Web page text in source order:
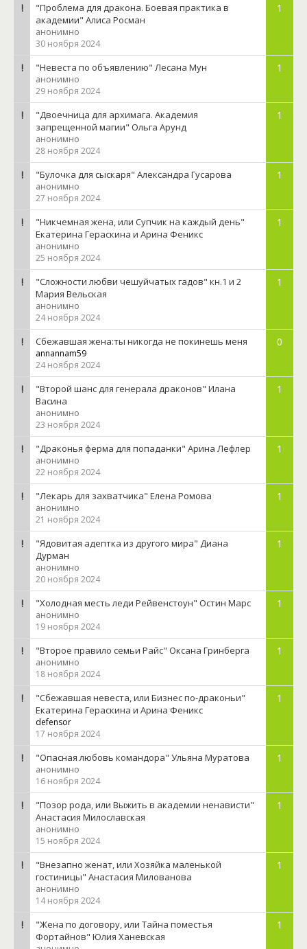
"Проблема для дракона. Боевая практика в
академии" Алиса Росман
анонимно
30 ноября 2024
1
"Невеста по объявлению" Лесана Мун
анонимно
29 ноября 2024
1
"Двоечница для архимага. Академия
запрещенной магии" Ольга Арунд
анонимно
28 ноября 2024
1
"Булочка для сыскаря" Александра Гусарова
анонимно
27 ноября 2024
1
"Никчемная жена, или Супчик на каждый день"
Екатерина Гераскина и Арина Феникс
анонимно
25 ноября 2024
1
"Сложности любви чешуйчатых гадов" кн.1 и 2
Мария Вельская
анонимно
24 ноября 2024
1
Сбежавшая жена:ты никогда не покинешь меня
annannam59
24 ноября 2024
0
"Второй шанс для генерала драконов" Илана
Васина
анонимно
23 ноября 2024
1
"Драконья ферма для попаданки" Арина Лефлер
анонимно
22 ноября 2024
1
"Лекарь для захватчика" Елена Ромова
анонимно
21 ноября 2024
1
"Ядовитая адептка из другого мира" Диана
Дурман
анонимно
20 ноября 2024
1
"Холодная месть леди Рейвенстоун" Остин Марс
анонимно
19 ноября 2024
1
"Второе правило семьи Райс" Оксана Гринберга
анонимно
18 ноября 2024
1
"Сбежавшая невеста, или Бизнес по-драконьи"
Екатерина Гераскина и Арина Феникс
defensor
17 ноября 2024
1
"Опасная любовь командора" Ульяна Муратова
анонимно
16 ноября 2024
1
"Позор рода, или Выжить в академии ненависти"
Анастасия Милославская
анонимно
15 ноября 2024
1
"Внезапно женат, или Хозяйка маленькой
гостиницы" Анастасия Милованова
анонимно
14 ноября 2024
1
"Жена по договору, или Тайна поместья
Фортайнов" Юлия Ханевская
1